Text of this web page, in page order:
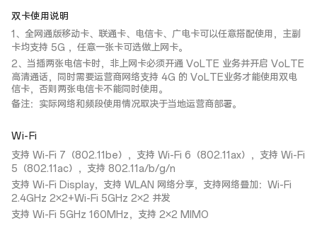
双卡使用说明
1、全网通版移动卡、联通卡、电信卡、广电卡可以任意搭配使用，主副
卡均支持 5G ，任意一张卡可选做上网卡。
2、当插两张电信卡时，非上网卡必须开通 VoLTE 业务并开启 VoLTE
高清通话，同时需要运营商网络支持 4G 的 VoLTE业务才能使用双电
信卡，否则两张电信卡不能同时使用。
备注：实际网络和频段使用情况取决于当地运营商部署。
Wi-Fi
支持 Wi-Fi 7（802.11be），支持 Wi-Fi 6（802.11ax），支持 Wi-Fi
5（802.11ac），支持 802.11a/b/g/n
支持 Wi-Fi Display，支持 WLAN 网络分享，支持网络叠加：Wi-Fi
2.4GHz 2×2+Wi-Fi 5GHz 2×2 并发
支持 Wi-Fi 5GHz 160MHz，支持 2×2 MIMO